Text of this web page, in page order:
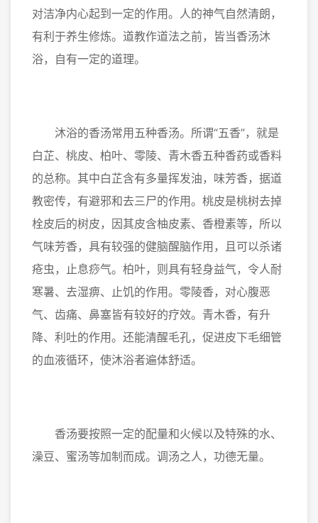
对洁净内心起到一定的作用。人的神气自然清朗，
有利于养生修炼。道教作道法之前，皆当香汤沐
浴，自有一定的道理。
沐浴的香汤常用五种香汤。所谓“五香”，就是
白芷、桃皮、柏叶、零陵、青木香五种香药或香料
的总称。其中白芷含有多量挥发油，味芳香，据道
教密传，有避邪和去三尸的作用。桃皮是桃树去掉
栓皮后的树皮，因其皮含柚皮素、香橙素等，所以
气味芳香，具有较强的健脑醒脑作用，且可以杀诸
疮虫，止息痧气。柏叶，则具有轻身益气，令人耐
寒暑、去湿痹、止饥的作用。零陵香，对心腹恶
气、齿痛、鼻塞皆有较好的疗效。青木香，有升
降、利吐的作用。还能清醒毛孔，促进皮下毛细管
的血液循环，使沐浴者遍体舒适。
香汤要按照一定的配量和火候以及特殊的水、
澡豆、蜜汤等加制而成。调汤之人，功德无量。